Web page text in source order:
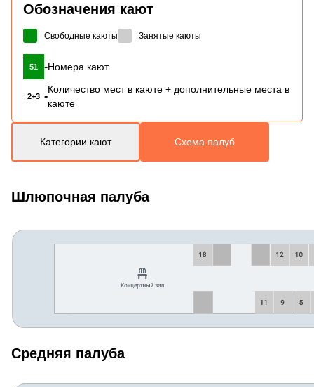
Обозначения кают
Свободные каюты Занятые каюты
51 -Номера кают
2+3 -
Количество мест в каюте + дополнительные места в
каюте
Категории кают Схема палуб
Шлюпочная палуба
Средняя палуба